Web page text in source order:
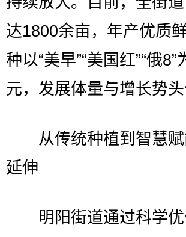
达1800余亩，年产优质
种以“美早”“美国红”“俄
元，发展体量与增长势
从传统种植到智慧赋
延伸
明阳街道通过科学优